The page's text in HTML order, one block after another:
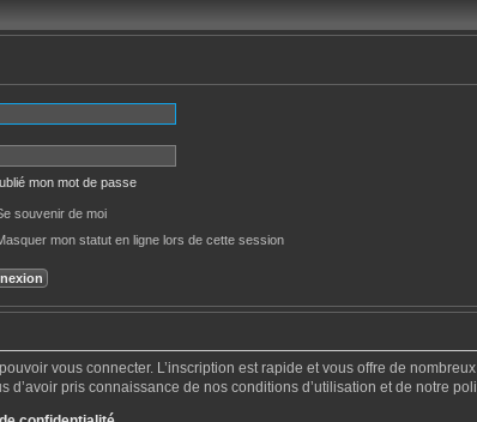
mon mot de passe
souvenir de moi
mon statut en ligne lors de cette session
vous connecter. L’inscription est rapide et vous offre de
d’avoir pris connaissance de nos conditions d’utilisation et de notre